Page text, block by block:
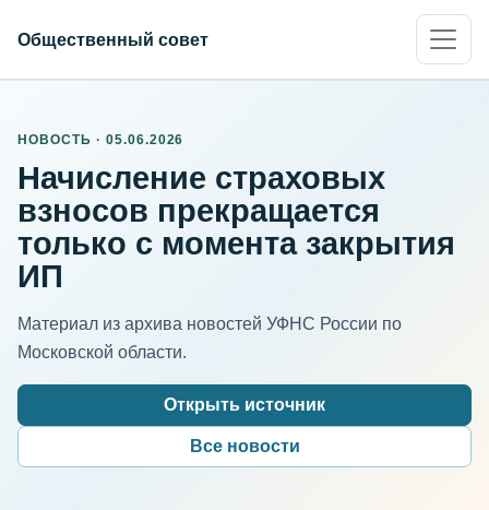
Общественный совет
НОВОСТЬ · 05.06.2026
Начисление страховых
взносов прекращается
только с момента закрытия
ИП
Материал из архива новостей УФНС России по
Московской области.
Открыть источник
Все новости